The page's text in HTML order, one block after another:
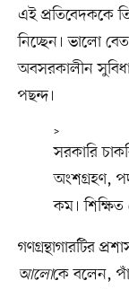
এই প্রতিবেদককে
নিচ্ছেন। ভালো
অবসরকালীন
পছন্দ।
>
সরকারি
অংশগ্রহণ,
কম। শিক্ষিত
গণগ্রন্থাগারটির
আলোকে বলেন,